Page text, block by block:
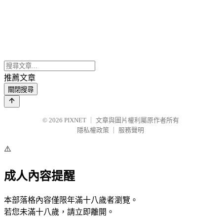
推薦文章
關閉搜尋
© 2026 PIXNET
文章與圖片權利屬原作者所有
隱私權政策
服務聲明
⚠️
成人內容提醒
本部落格內容僅限年滿十八歲者瀏覽。
若您未滿十八歲，請立即離開。